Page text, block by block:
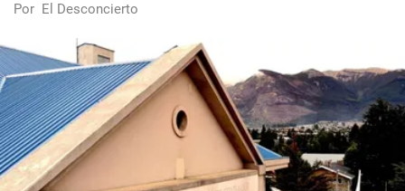
Por El Desconcierto